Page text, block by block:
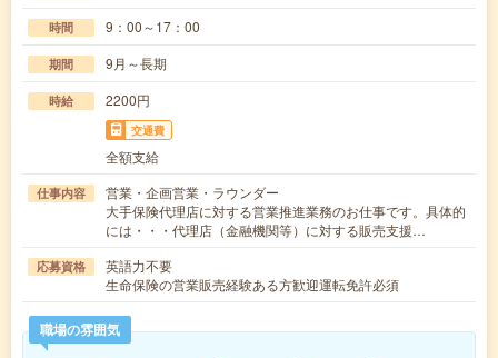
時間 9：00～17：00
期間 9月～長期
時給 2200円
交通費
全額支給
仕事内容
営業・企画営業・ラウンダー
大手保険代理店に対する営業推進業務のお仕事です。具体的
には・・・代理店（金融機関等）に対する販売支援…
応募資格
英語力不要
生命保険の営業販売経験ある方歓迎運転免許必須
職場の雰囲気